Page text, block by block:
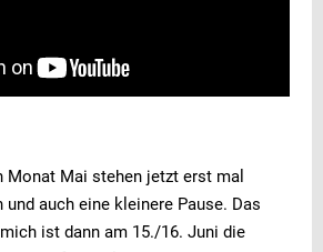
Monat Mai stehen jetzt erst mal
und auch eine kleinere Pause. Das
ist dann am 15./16. Juni die